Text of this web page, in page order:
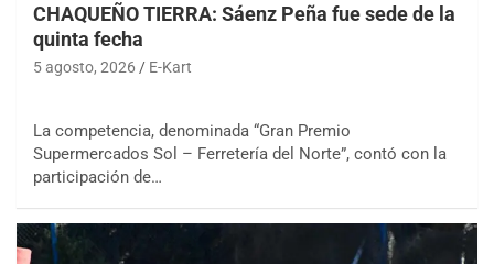
CHAQUEÑO TIERRA: Sáenz Peña fue sede de la
quinta fecha
5 agosto, 2026 E-Kart
La competencia, denominada “Gran Premio
Supermercados Sol – Ferretería del Norte”, contó con la
participación de…